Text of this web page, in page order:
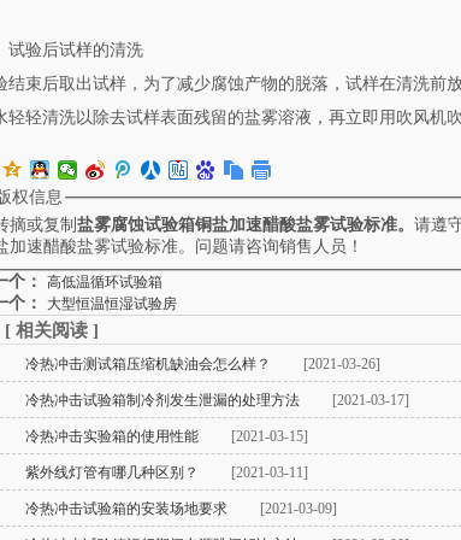
试验后试样的清洗
结束后取出试样，为了减少腐蚀产物的脱落，试样在清洗前
轻轻清洗以除去试样表面残留的盐雾溶液，再立即用吹风机吹
权信息
摘或复制 盐雾腐蚀试验箱铜盐加速醋酸盐雾试验标准。 请遵
加速醋酸盐雾试验标准。问题请咨询销售人员！
个： 高低温循环试验箱
个： 大型恒温恒湿试验房
相关阅读 ]
冷热冲击测试箱压缩机缺油会怎么样？ [2021-03-26]
冷热冲击试验箱制冷剂发生泄漏的处理方法 [2021-03-17]
冷热冲击实验箱的使用性能 [2021-03-15]
紫外线灯管有哪几种区别？ [2021-03-11]
冷热冲击试验箱的安装场地要求 [2021-03-09]